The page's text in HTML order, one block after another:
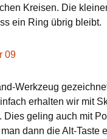
Kreisen. Die
ein Ring übrig bleibt.
Werkzeug
erhalten wir mit
Dies geling auch mit
dann die Alt-Taste